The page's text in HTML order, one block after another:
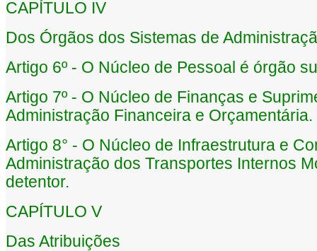
CAPÍTULO IV
Dos Órgãos dos Sistemas de
Artigo 6º - O Núcleo de Pessoal é órgão
Artigo 7º - O Núcleo de Finanças e
Administração Financeira e Orçamentária.
Artigo 8° - O Núcleo de Infraestrutura e
Administração dos Transportes Internos
detentor.
CAPÍTULO V
Das Atribuições